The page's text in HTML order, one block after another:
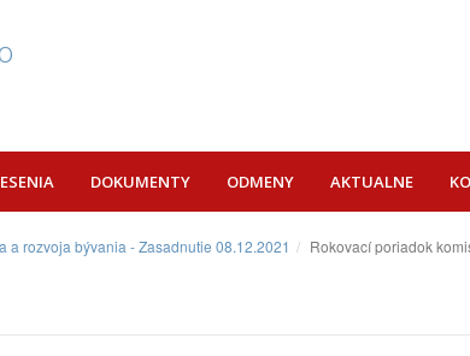
DOKUMENTY ODMENY AKTUALNE
a rozvoja bývania - Zasadnutie 08.12.2021 Rokovací poriadok